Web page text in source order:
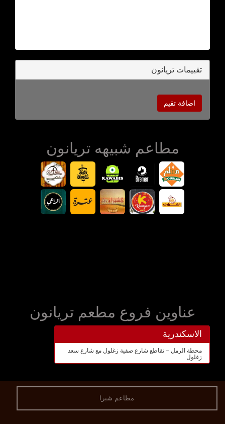
تقييمات تريانون
اضافة تقيم
مطاعم شبيهه تريانون
عناوين فروع مطعم تريانون
الاسكندرية
محطة الرمل – تقاطع شارع صفية زغلول مع شارع سعد
زغلول
مطاعم شبرا